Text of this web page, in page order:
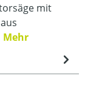
mit
Mehr